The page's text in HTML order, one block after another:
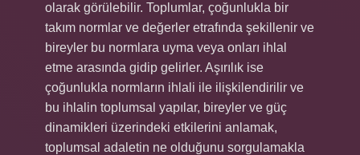
olarak görülebilir. Toplumlar, çoğunlukla bir
takım normlar ve değerler etrafında şekillenir ve
bireyler bu normlara uyma veya onları ihlal
etme arasında gidip gelirler. Aşırılık ise
çoğunlukla normların ihlali ile ilişkilendirilir ve
bu ihlalin toplumsal yapılar, bireyler ve güç
dinamikleri üzerindeki etkilerini anlamak,
toplumsal adaletin ne olduğunu sorgulamakla